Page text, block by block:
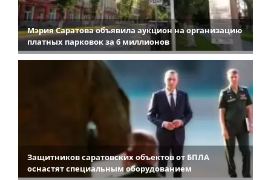
Мэрия Саратова объявила аукцион на организацию
платных парковок за 6 миллионов
Защитников саратовских объектов от БПЛА
оснастят специальным оборудованием